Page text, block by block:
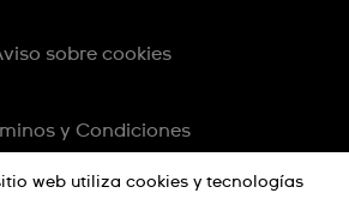
sobre cookies
y Condiciones
web utiliza cookies y tecnologías